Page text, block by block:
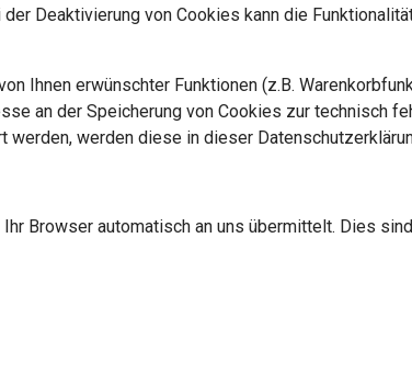
Deaktivierung von Cookies kann die
Ihnen erwünschter Funktionen (z.B.
an der Speicherung von Cookies zur technisch
werden diese in dieser
Browser automatisch an uns übermittelt. Dies